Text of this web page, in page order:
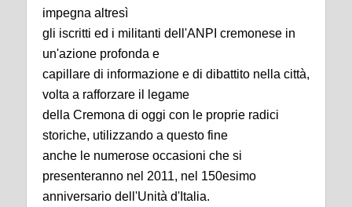
impegna altresì
gli iscritti ed i militanti dell'ANPI cremonese in
un'azione profonda e
capillare di informazione e di dibattito nella città,
volta a rafforzare il legame
della Cremona di oggi con le proprie radici
storiche, utilizzando a questo fine
anche le numerose occasioni che si
presenteranno nel 2011, nel 150esimo
anniversario dell'Unità d'Italia.